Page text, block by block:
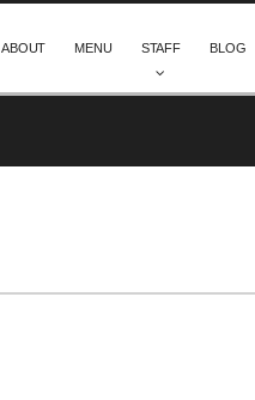
ABOUT MENU STAFF BLOG